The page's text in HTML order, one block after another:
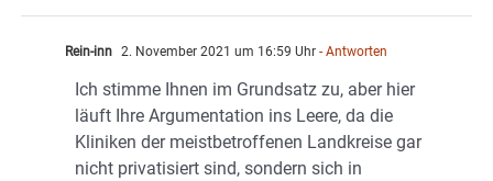
Rein-inn 2. November 2021 um 16:59 Uhr - Antworten
Ich stimme Ihnen im Grundsatz zu, aber hier
läuft Ihre Argumentation ins Leere, da die
Kliniken der meistbetroffenen Landkreise gar
nicht privatisiert sind, sondern sich in